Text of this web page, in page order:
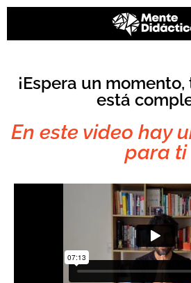
¡Espera un
está
En este video hay
para ti